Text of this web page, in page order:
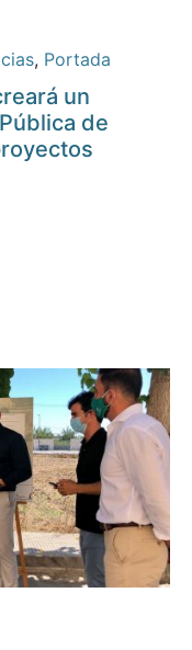
, Portada
un
de